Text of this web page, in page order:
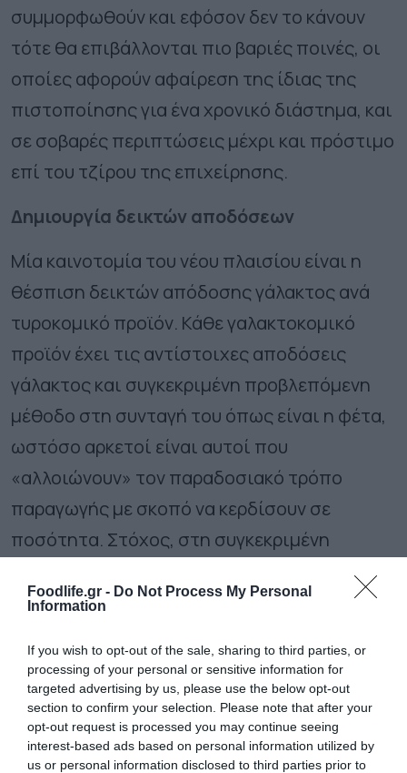
Foodlife.gr - Do Not Process My Personal
Information
If you wish to opt-out of the sale, sharing to third parties, or
processing of your personal or sensitive information for
targeted advertising by us, please use the below opt-out
section to confirm your selection. Please note that after your
opt-out request is processed you may continue seeing
interest-based ads based on personal information utilized by
us or personal information disclosed to third parties prior to
συμμορφωθούν και εφόσον δεν το κάνουν
τότε θα επιβάλλονται πιο βαριές ποινές, οι
οποίες αφορούν αφαίρεση της ίδιας της
πιστοποίησης για ένα χρονικό διάστημα, και
σε σοβαρές περιπτώσεις μέχρι και πρόστιμο
επί του τζίρου της επιχείρησης.
Δημιουργία δεικτών αποδόσεων
Μία καινοτομία του νέου πλαισίου είναι η
θέσπιση δεικτών απόδοσης γάλακτος ανά
τυροκομικό προϊόν. Κάθε γαλακτοκομικό
προϊόν έχει τις αντίστοιχες αποδόσεις
γάλακτος και συγκεκριμένη προβλεπόμενη
μέθοδο στη συνταγή του όπως είναι η φέτα,
ωστόσο αρκετοί είναι αυτοί που
«αλλοιώνουν» τον παραδοσιακό τρόπο
παραγωγής με σκοπό να κερδίσουν σε
ποσότητα. Στόχος, στη συγκεκριμένη
επιτροπή στην οποία θα συμμετέχουν
αλλά και εκπρόσωποι της αγοράς και να
θεσπιστούν από κοινού οι δείκτες. Εφόσον,
στη συνέχεια, θα βρίσκεται σε προϊόντα ότι
αυτές οι αποδόσεις έχουν υπερβεί το όριο